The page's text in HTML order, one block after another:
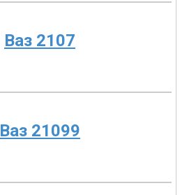
Ваз 2107
Ваз 21099